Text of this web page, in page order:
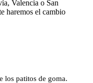
Valencia o San
haremos el cambio
los patitos de goma.